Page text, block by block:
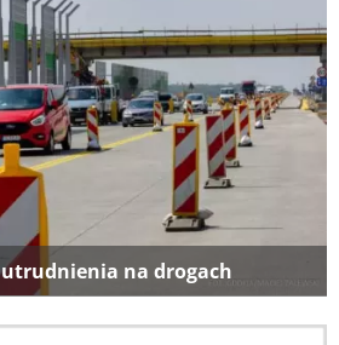
na drogach